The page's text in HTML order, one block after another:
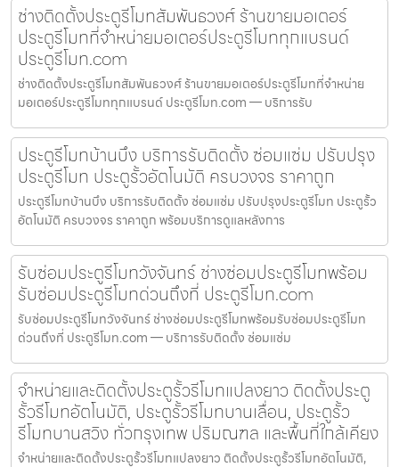
ช่างติดตั้งประตูรีโมทสัมพันธวงศ์ ร้านขายมอเตอร์
ประตูรีโมทที่จำหน่ายมอเตอร์ประตูรีโมททุกแบรนด์
ประตูรีโมท.com
ช่างติดตั้งประตูรีโมทสัมพันธวงศ์ ร้านขายมอเตอร์ประตูรีโมทที่จำหน่าย
มอเตอร์ประตูรีโมททุกแบรนด์ ประตูรีโมท.com — บริการรับ
ประตูรีโมทบ้านบึง บริการรับติดตั้ง ซ่อมแซ่ม ปรับปรุง
ประตูรีโมท ประตูรั้วอัตโนมัติ ครบวงจร ราคาถูก
ประตูรีโมทบ้านบึง บริการรับติดตั้ง ซ่อมแซ่ม ปรับปรุงประตูรีโมท ประตูรั้ว
อัตโนมัติ ครบวงจร ราคาถูก พร้อมบริการดูแลหลังการ
รับซ่อมประตูรีโมทวังจันทร์ ช่างซ่อมประตูรีโมทพร้อม
รับซ่อมประตูรีโมทด่วนถึงที่ ประตูรีโมท.com
รับซ่อมประตูรีโมทวังจันทร์ ช่างซ่อมประตูรีโมทพร้อมรับซ่อมประตูรีโมท
ด่วนถึงที่ ประตูรีโมท.com — บริการรับติดตั้ง ซ่อมแซ่ม
จำหน่ายและติดตั้งประตูรั้วรีโมทแปลงยาว ติดตั้งประตู
รั้วรีโมทอัตโนมัติ, ประตูรั้วรีโมทบานเลื่อน, ประตูรั้ว
รีโมทบานสวิง ทั่วกรุงเทพ ปริมณฑล และพื้นที่ใกล้เคียง
จำหน่ายและติดตั้งประตูรั้วรีโมทแปลงยาว ติดตั้งประตูรั้วรีโมทอัตโนมัติ,